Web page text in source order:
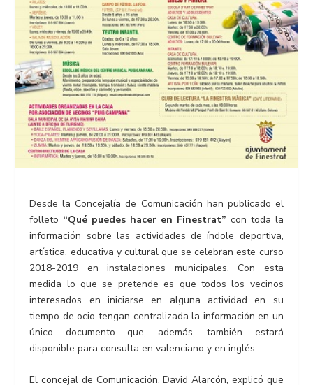
Desde la Concejalía de Comunicación han publicado el
folleto “Qué puedes hacer en Finestrat” con toda la
información sobre las actividades de índole deportiva,
artística, educativa y cultural que se celebran este curso
2018-2019 en instalaciones municipales. Con esta
medida lo que se pretende es que todos los vecinos
interesados en iniciarse en alguna actividad en su
tiempo de ocio tengan centralizada la información en un
único documento que, además, también estará
disponible para consulta en valenciano y en inglés.
El concejal de Comunicación, David Alarcón, explicó que